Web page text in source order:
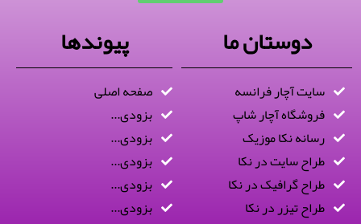
دوستان ما
سایت آچار فرانسه
فروشگاه آچار شاپ
رسانه نکا موزیک
طراح سایت در نکا
طراح گرافیک در نکا
طراح تیزر در نکا
پیوندها
صفحه اصلی
بزودی...
بزودی...
بزودی...
بزودی...
بزودی...